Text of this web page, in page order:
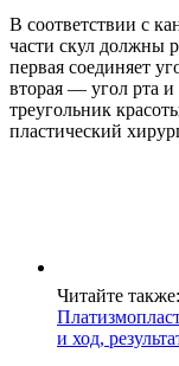
В соответствии с
части скул должны
первая соединяет
вторая — угол рта
треугольник
пластический
Читайте также:
и ход,